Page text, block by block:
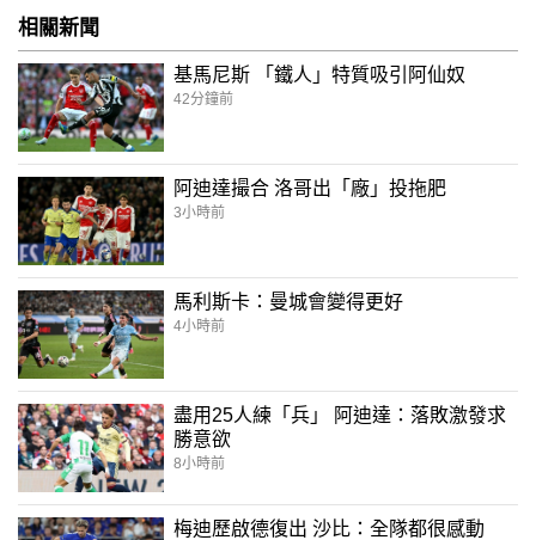
相關新聞
基馬尼斯 「鐵人」特質吸引阿仙奴
42分鐘前
阿迪達撮合 洛哥出「廠」投拖肥
3小時前
馬利斯卡：曼城會變得更好
4小時前
盡用25人練「兵」 阿迪達：落敗激發求
勝意欲
8小時前
梅迪歷啟德復出 沙比：全隊都很感動